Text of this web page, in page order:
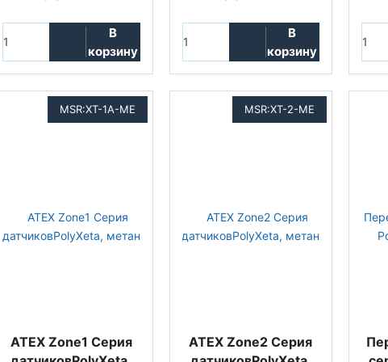
В
корзину
В
корзину
MSR:XT-1A-ME
ATEX Zone1 Серия
MSR:XT-2-ME
ATEX Zone2 Серия